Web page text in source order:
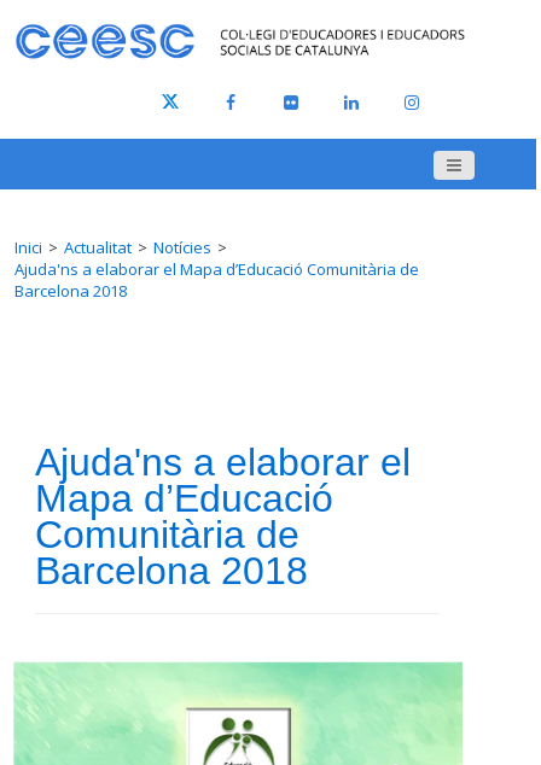
Inici Actualitat
Notícies
Ajuda'ns a elaborar el Mapa d’Educació Comunitària de
Barcelona 2018
Ajuda'ns a elaborar el
Mapa d’Educació
Comunitària de
Barcelona 2018